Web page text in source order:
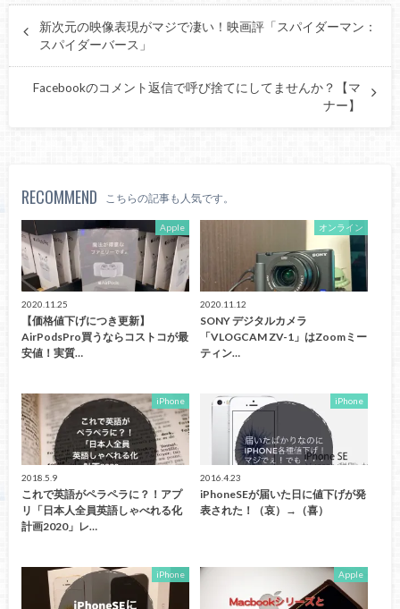
新次元の映像表現がマジで凄い！映画評「スパイダーマン：
スパイダーバース」
Facebookのコメント返信で呼び捨てにしてませんか？【マ
ナー】
RECOMMEND こちらの記事も人気です。
Apple
2020.11.25
【価格値下げにつき更新】
AirPodsPro買うならコストコが最
安値！実質…
オンライン
2020.11.12
SONY デジタルカメラ
「VLOGCAM ZV-1」はZoomミー
ティン…
iPhone
2018.5.9
これで英語がペラペラに？！アプ
リ「日本人全員英語しゃべれる化
計画2020」レ…
iPhone
2016.4.23
iPhoneSEが届いた日に値下げが発
表された！（哀）→（喜）
iPhone Apple